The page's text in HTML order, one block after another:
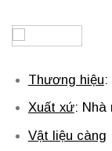
Thương hiệu:
Xuất xứ: Nhà
Vật liệu càng